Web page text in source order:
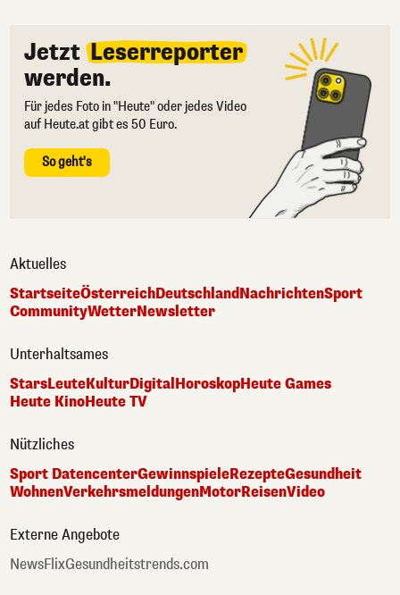
Jetzt Leserreporter
werden.
Für jedes Foto in "Heute" oder jedes Video
auf Heute.at gibt es 50 Euro.
So geht's
Aktuelles
StartseiteÖsterreichDeutschlandNachrichtenSport
CommunityWetterNewsletter
Unterhaltsames
StarsLeuteKulturDigital HoroskopHeute Games
Heute KinoHeute TV
Nützliches
Sport DatencenterGewinnspieleRezepteGesundheit
WohnenVerkehrsmeldungenMotorReisenVideo
Externe Angebote
NewsFlixGesundheitstrends.com